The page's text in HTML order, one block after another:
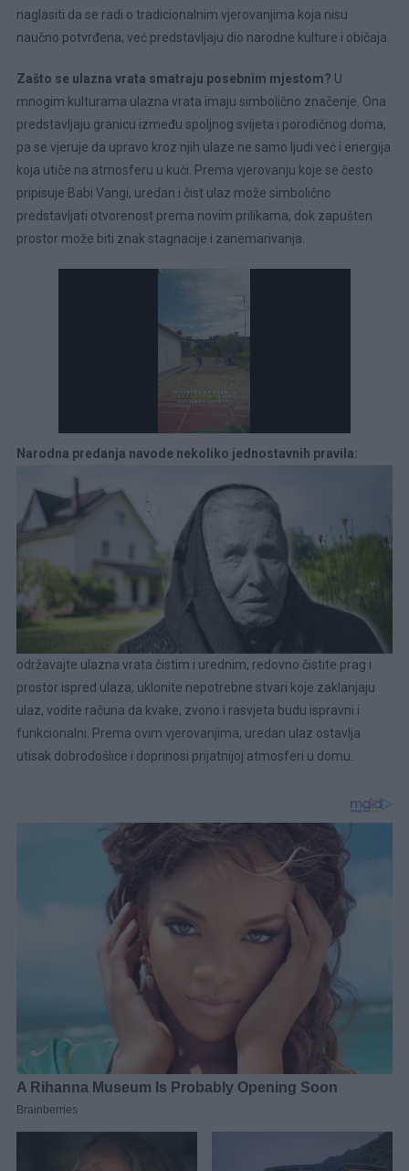
naglasiti da se radi o tradicionalnim vjerovanjima koja nisu
naučno potvrđena, već predstavljaju dio narodne kulture i običaja.
Zašto se ulazna vrata smatraju posebnim mjestom? U
mnogim kulturama ulazna vrata imaju simbolično značenje. Ona
predstavljaju granicu između spoljnog svijeta i porodičnog doma,
pa se vjeruje da upravo kroz njih ulaze ne samo ljudi već i energija
koja utiče na atmosferu u kući. Prema vjerovanju koje se često
pripisuje Babi Vangi, uredan i čist ulaz može simbolično
predstavljati otvorenost prema novim prilikama, dok zapušten
prostor može biti znak stagnacije i zanemarivanja.
Narodna predanja navode nekoliko jednostavnih pravila:
održavajte ulazna vrata čistim i urednim, redovno čistite prag i
prostor ispred ulaza, uklonite nepotrebne stvari koje zaklanjaju
ulaz, vodite računa da kvake, zvono i rasvjeta budu ispravni i
funkcionalni. Prema ovim vjerovanjima, uredan ulaz ostavlja
utisak dobrodošlice i doprinosi prijatnijoj atmosferi u domu.